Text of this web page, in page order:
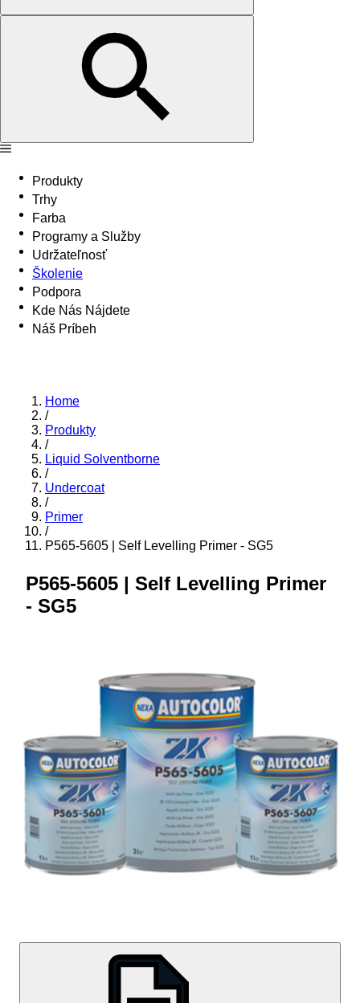
Produkty
Trhy
Farba
Programy a Služby
Udržateľnosť
Školenie
Podpora
Kde Nás Nájdete
Náš Príbeh
Home
/
Produkty
/
Liquid Solventborne
/
Undercoat
/
Primer
/
P565-5605 | Self Levelling Primer - SG5
P565-5605 | Self Levelling Primer
- SG5